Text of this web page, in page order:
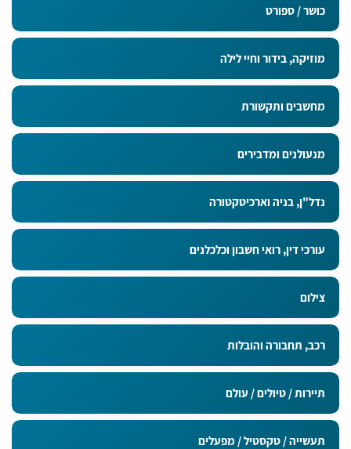
כושר / ספורט
מוזיקה, בידור וחיי לילה
מחשבים ותקשורת
מנעולנים ומדבירים
נדל"ן, בניה וארכיטקטורה
עורכי דין, רואי חשבון וכלכלנים
צילום
רכב, תחבורה והובלות
תיירות / טיולים / עולם
תעשייה / טקסטיל / מפעלים